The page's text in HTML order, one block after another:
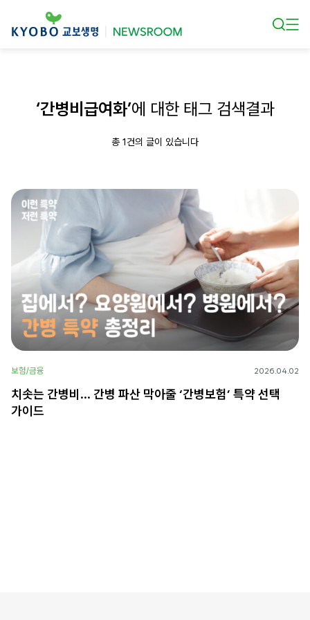
‘간병비급여화’에 대한 태그 검색결과
총 1건의 글이 있습니다
보험/금융 2026.04.02
치솟는 간병비… 간병 파산 막아줄 ‘간병보험’ 특약 선택
가이드